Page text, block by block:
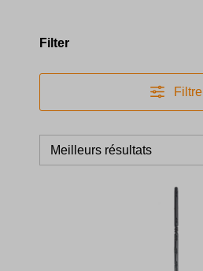
Filter
Filtre